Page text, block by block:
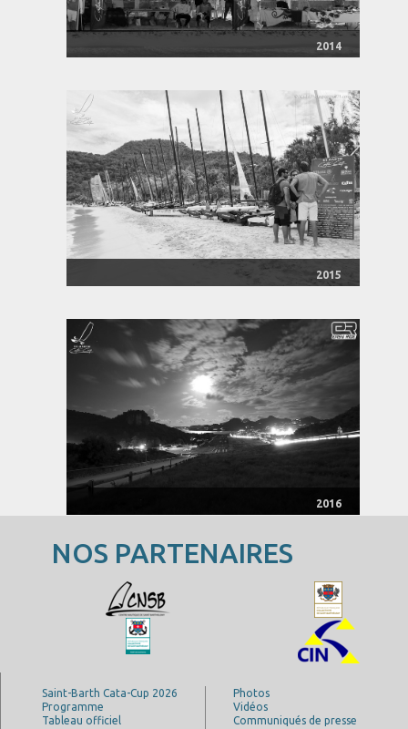
2014
2015
2016
NOS PARTENAIRES
Programme
Tableau officiel
Partenaires
Vidéos
Communiqués de presse
Contactez-nous